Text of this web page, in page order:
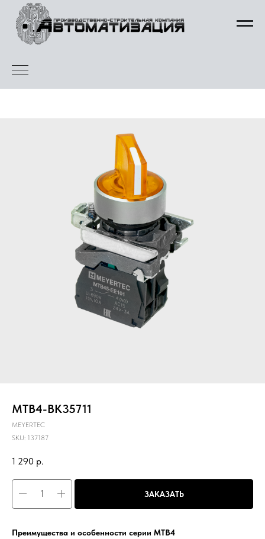
MTB4-BK35711
MEYERTEC
SKU: 137187
1 290 р.
ЗАКАЗАТЬ
Преимущества и особенности серии MTB4